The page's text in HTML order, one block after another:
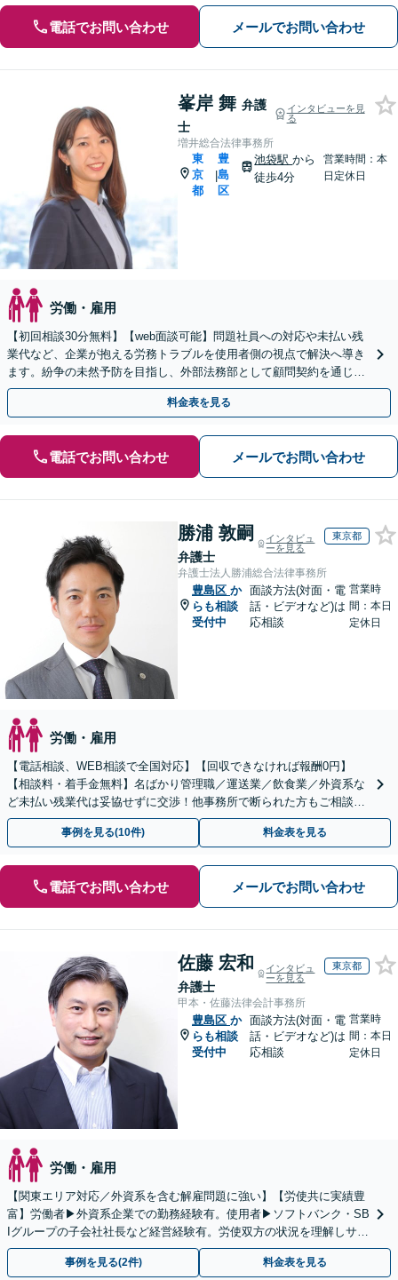
電話でお問い合わせ メールでお問い合わせ
峯岸 舞 弁護
士
インタビューを見
る
増井総合法律事務所
東
京
都
|
豊
島
区
池袋駅から
徒歩4分
営業時間：本
日定休日
労働・雇用
【初回相談30分無料】【web面談可能】問題社員への対応や未払い残
業代など、企業が抱える労務トラブルを使用者側の視点で解決へ導き
ます。紛争の未然予防を目指し、外部法務部として顧問契約を通じた
充実のサポートを提供しております【池袋駅徒歩4分】
料金表を見る
電話でお問い合わせ メールでお問い合わせ
勝浦 敦嗣
弁護士
インタビュ
ーを見る
東京都
弁護士法人勝浦総合法律事務所
豊島区 か
らも相談
受付中
面談方法(対面・電
話・ビデオなど)は
応相談
営業時
間：本日
定休日
労働・雇用
【電話相談、WEB相談で全国対応】【回収できなければ報酬0円】
【相談料・着手金無料】名ばかり管理職／運送業／飲食業／外資系な
ど未払い残業代は妥協せずに交渉！他事務所で断られた方もご相談く
ださい。【解決事例が豊富】土曜日も電話受付しています
事例を見る(10件) 料金表を見る
電話でお問い合わせ メールでお問い合わせ
佐藤 宏和
弁護士
インタビュ
ーを見る
東京都
甲本・佐藤法律会計事務所
豊島区 か
らも相談
受付中
面談方法(対面・電
話・ビデオなど)は
応相談
営業時
間：本日
定休日
労働・雇用
【関東エリア対応／外資系を含む解雇問題に強い】【労使共に実績豊
富】労働者▶︎外資系企業での勤務経験有。使用者▶︎ソフトバンク・SB
Iグループの子会社社長など経営経験有。労使双方の状況を理解しサポ
ート【米国公認会計士│英語対応可｜税理士在籍】
事例を見る(2件) 料金表を見る